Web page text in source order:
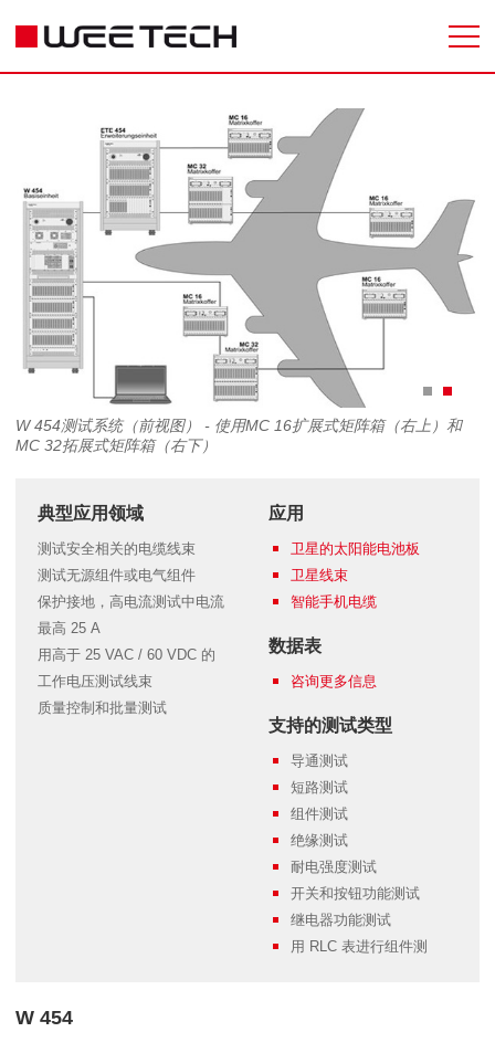
W 454测试系统（前视图） - 使用MC 16扩展式矩阵箱（右上）和
MC 32拓展式矩阵箱（右下）
典型应用领域
测试安全相关的电缆线束
测试无源组件或电气组件
保护接地，高电流测试中电流
最高 25 A
用高于 25 VAC / 60 VDC 的
工作电压测试线束
质量控制和批量测试
应用
卫星的太阳能电池板
卫星线束
智能手机电缆
数据表
咨询更多信息
支持的测试类型
导通测试
短路测试
组件测试
绝缘测试
耐电强度测试
开关和按钮功能测试
继电器功能测试
用 RLC 表进行组件测
W 454